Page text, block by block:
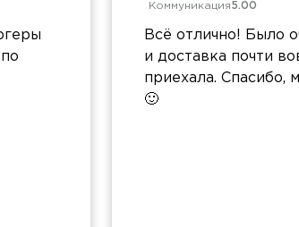
Коммуникация5.00
Всё отлично! Было
и доставка почти
приехала. Спасибо,
🙂